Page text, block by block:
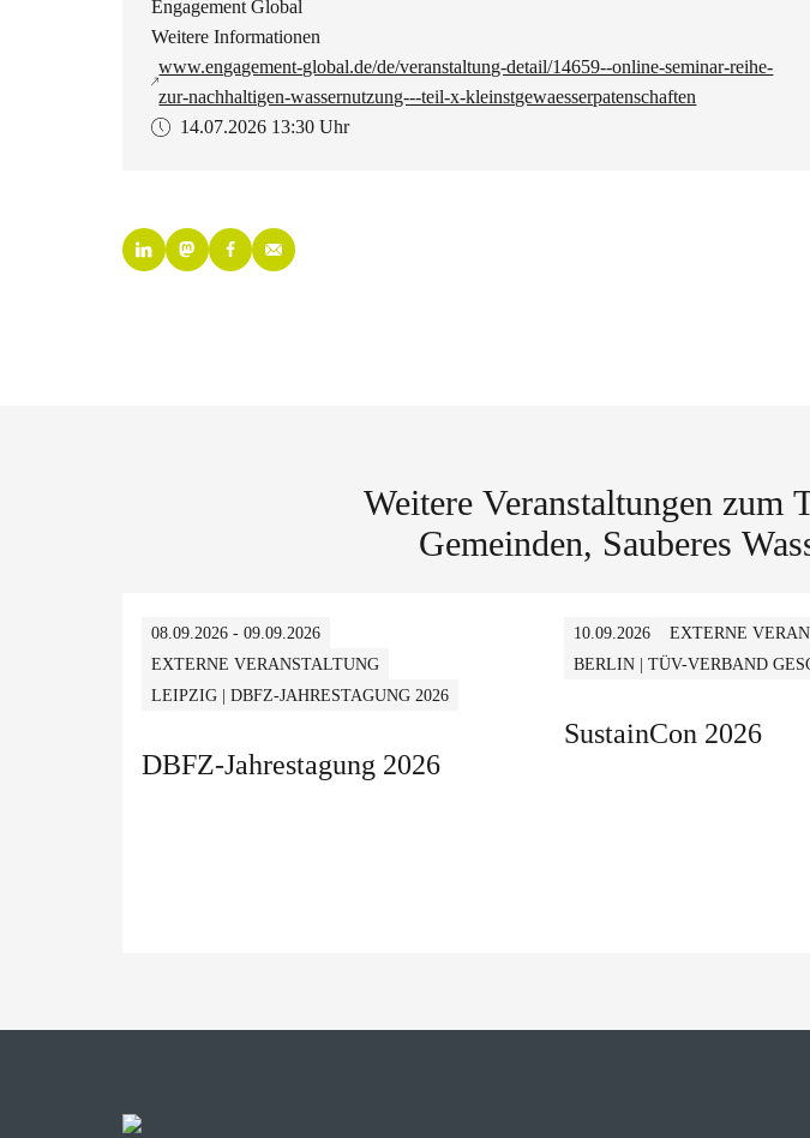
Engagement Global
Weitere Informationen
www.engagement-global.de/de/veranstaltung-detail/14659--online-seminar-reihe-
zur-nachhaltigen-wassernutzung---teil-x-kleinstgewaesserpatenschaften
14.07.2026 13:30 Uhr
Weitere Veranstaltungen zum
Gemeinden, Sauberes
08.09.2026 - 09.09.2026
EXTERNE VERANSTALTUNG
LEIPZIG | DBFZ-JAHRESTAGUNG 2026
DBFZ-Jahrestagung 2026
10.09.2026
EXTERNE
BERLIN | TÜV-VERBAND
SustainCon 2026